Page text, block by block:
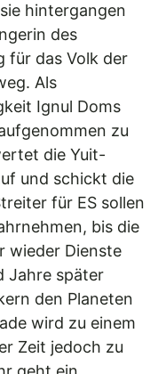
hintergangen
des
für das Volk der
Als
Ignul Doms
zu
die Yuit-
und schickt die
für ES sollen
bis die
wieder Dienste
Jahre später
den Planeten
wird zu einem
Zeit jedoch zu